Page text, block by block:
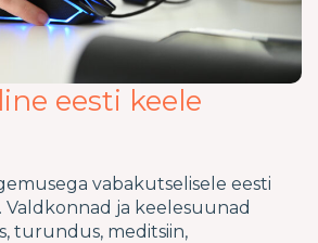
eesti keele
vabakutselisele eesti
Valdkonnad ja keelesuunad
turundus, meditsiin,